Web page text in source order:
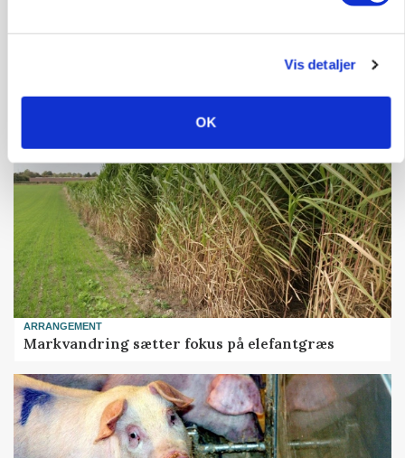
Vis detaljer
OK
Forserie til selvkørende skårlægger afprøves i år
ARRANGEMENT
Markvandring sætter fokus på elefantgræs